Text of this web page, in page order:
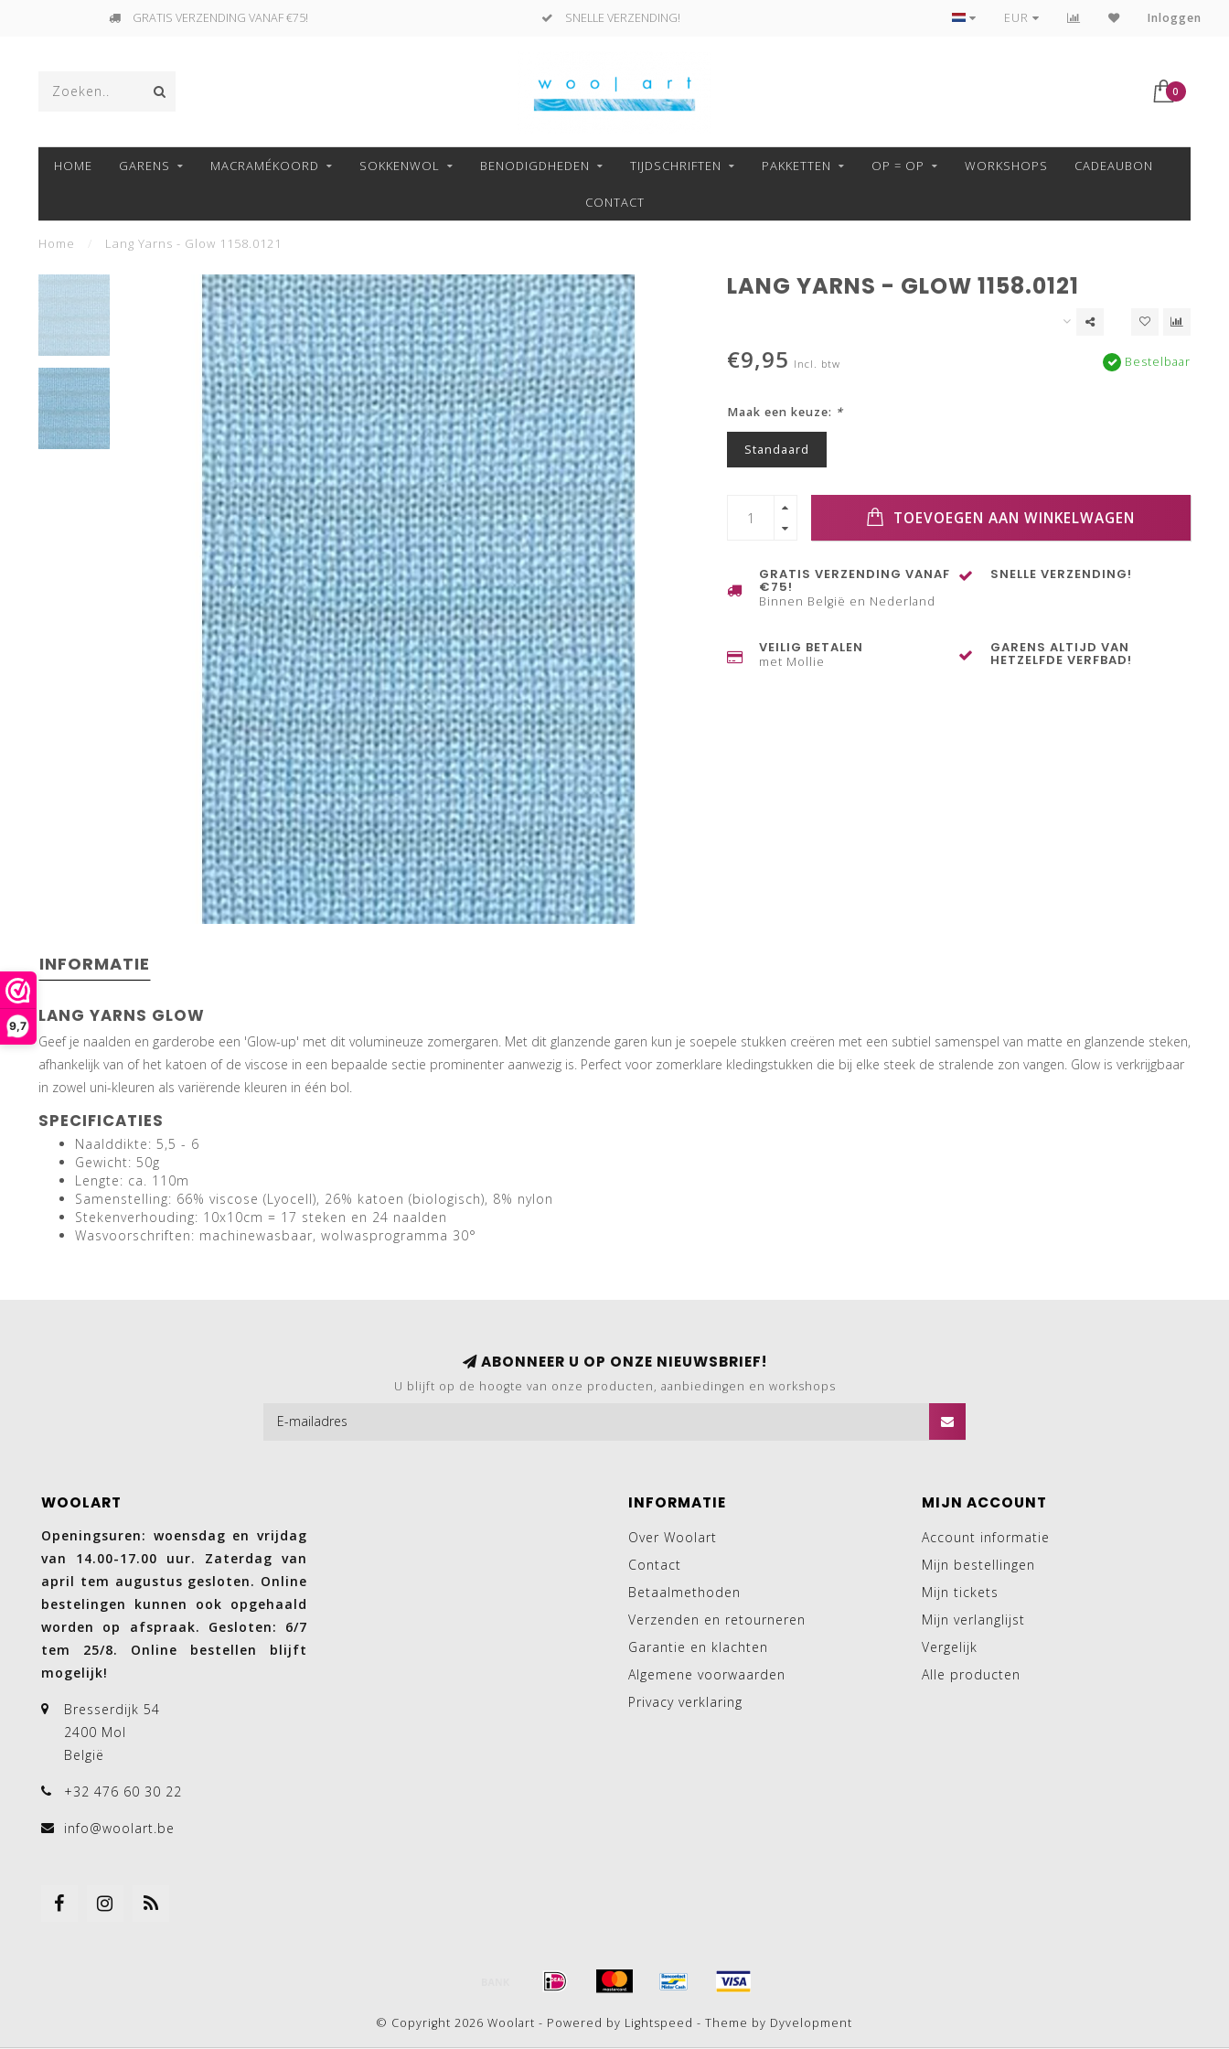
9,7
GRATIS VERZENDING VANAF €75! SNELLE VERZENDING! VEILIG BETALEN MET MOLLIE!
EUR Inloggen
0
HOME GARENS MACRAMÉKOORD SOKKENWOL BENODIGDHEDEN TIJDSCHRIFTEN PAKKETTEN OP = OP WORKSHOPS CADEAUBON
CONTACT
Home Lang Yarns - Glow 1158.0121
LANG YARNS - GLOW 1158.0121
€9,95 Incl. btw Bestelbaar
Maak een keuze: *
Standaard
TOEVOEGEN AAN WINKELWAGEN
GRATIS VERZENDING VANAF
€75!
Binnen België en Nederland
SNELLE VERZENDING!
VEILIG BETALEN
met Mollie
GARENS ALTIJD VAN
HETZELFDE VERFBAD!
INFORMATIE
LANG YARNS GLOW
Geef je naalden en garderobe een 'Glow-up' met dit volumineuze zomergaren. Met dit glanzende garen kun je soepele stukken creëren met een subtiel samenspel van matte en glanzende steken,
afhankelijk van of het katoen of de viscose in een bepaalde sectie prominenter aanwezig is. Perfect voor zomerklare kledingstukken die bij elke steek de stralende zon vangen. Glow is verkrijgbaar
in zowel uni-kleuren als variërende kleuren in één bol.
SPECIFICATIES
Naalddikte: 5,5 - 6
Gewicht: 50g
Lengte: ca. 110m
Samenstelling: 66% viscose (Lyocell), 26% katoen (biologisch), 8% nylon
Stekenverhouding: 10x10cm = 17 steken en 24 naalden
Wasvoorschriften: machinewasbaar, wolwasprogramma 30°
ABONNEER U OP ONZE NIEUWSBRIEF!
U blijft op de hoogte van onze producten, aanbiedingen en workshops
WOOLART
Openingsuren: woensdag en vrijdag
van 14.00-17.00 uur. Zaterdag van
april tem augustus gesloten. Online
bestelingen kunnen ook opgehaald
worden op afspraak. Gesloten: 6/7
tem 25/8. Online bestellen blijft
mogelijk!
Bresserdijk 54
2400 Mol
België
+32 476 60 30 22
info@woolart.be
INFORMATIE
Over Woolart
Contact
Betaalmethoden
Verzenden en retourneren
Garantie en klachten
Algemene voorwaarden
Privacy verklaring
MIJN ACCOUNT
Account informatie
Mijn bestellingen
Mijn tickets
Mijn verlanglijst
Vergelijk
Alle producten
© Copyright 2026 Woolart - Powered by Lightspeed - Theme by Dyvelopment